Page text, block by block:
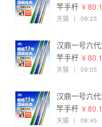
竿手杆 ¥
天猫 | 09:25
汉鼎一号六
竿手杆 ¥
天猫 | 09:05
汉鼎一号六
竿手杆 ¥
天猫 | 08:45